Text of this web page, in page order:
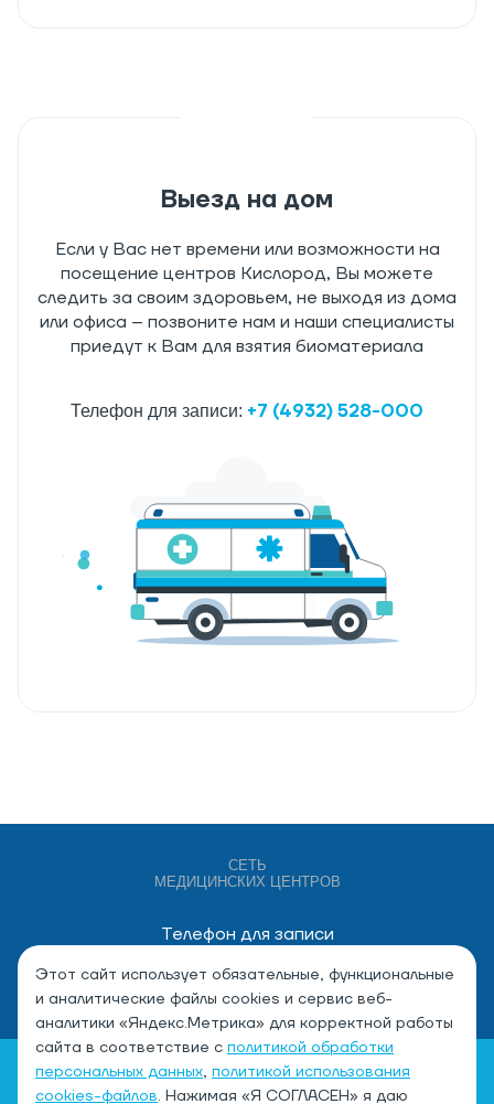
Выезд на дом
Если у Вас нет времени или возможности на
посещение центров Кислород, Вы можете
следить за своим здоровьем, не выходя из дома
или офиса – позвоните нам и наши специалисты
приедут к Вам для взятия биоматериала
Телефон для записи: +7 (4932) 528-000
СЕТЬ
МЕДИЦИНСКИХ ЦЕНТРОВ
Телефон для записи
+7 (4932) 528-000
Этот сайт использует обязательные, функциональные
и аналитические файлы cookies и сервис веб-
аналитики «Яндекс.Метрика» для корректной работы
сайта в соответствие с политикой обработки
персональных данных, политикой использования
cookies-файлов. Нажимая «Я СОГЛАСЕН» я даю